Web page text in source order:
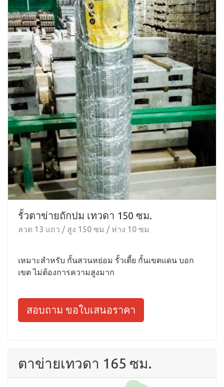
รั้วตาข่ายถักปม เทวดา 150 ซม.
ลวด 13 แถว / สูง 150 ซม / ห่าง 10 ซม
เหมาะสำหรับ กั้นสวนหย่อม รั้วเตี้ย กั้นเขตแดน บอก
เขต ไม่ต้องการความสูงมาก
สอบถาม ขอใบเสนอราคา
ตาข่ายเทวดา 165 ซม.